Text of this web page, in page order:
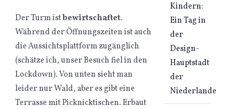
Der Turm istbewirtschaftet.
Während der Öffnungszeiten ist auch
die Aussichtsplattform zugänglich
(schätze ich, unser Besuch fiel in den
Lockdown). Von unten sieht man
leider nur Wald, aber es gibt eine
Terrasse mit Picknicktischen. Erbaut
Kindern:
Ein Tag in
der
Design-
Hauptstadt
der
Niederlande